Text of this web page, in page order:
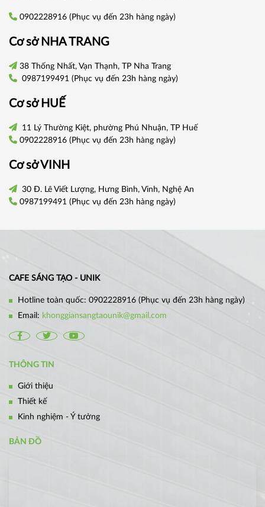
0902228916(Phục vụ đến 23h hàng ngày)
Cơ sởNHA TRANG
38 Thống Nhất, Vạn Thạnh, TP Nha Trang
0987199491(Phục vụ đến 23h hàng ngày)
Cơ sởHUẾ
11 Lý Thường Kiệt, phường Phú Nhuận, TP Huế
0902228916(Phục vụ đến 23h hàng ngày)
Cơ sở VINH
30 Đ. Lê Viết Lượng, Hưng Bình, Vinh, Nghệ An
0987199491(Phục vụ đến 23h hàng ngày)
CAFE SÁNG TẠO - UNIK
Hotline toàn quốc: 0902228916 (Phục vụ đến 23h hàng ngày)
Email: khonggiansangtaounik@gmail.com
THÔNG TIN
Giới thiệu
Thiết kế
Kinh nghiệm - Ý tưởng
BẢN ĐỒ